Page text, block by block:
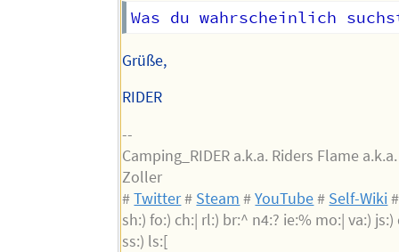
Was du wahrscheinlich
Grüße,
RIDER
--
Camping_RIDER a.k.a. Riders Flame
Zoller
#Twitter# Steam #YouTube# Self-Wiki
sh:) fo:) ch:| rl:) br:^ n4:? ie:% mo:| va:) js:)
ss:) ls:[